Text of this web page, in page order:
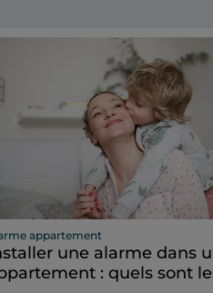
appartement
une alarme dans
: quels sont